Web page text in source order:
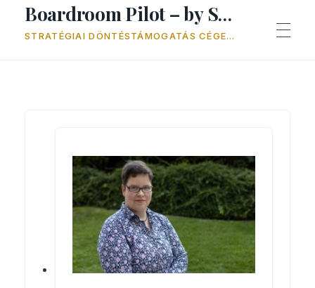
Boardroom Pilot – by Soós Eszter Petronella
STRATÉGIAI DÖNTÉSTÁMOGATÁS CÉGEKNEK - HOGY MINDEN SZÉL JÓ SZÉL LEGYEN
REFERENCIÁK